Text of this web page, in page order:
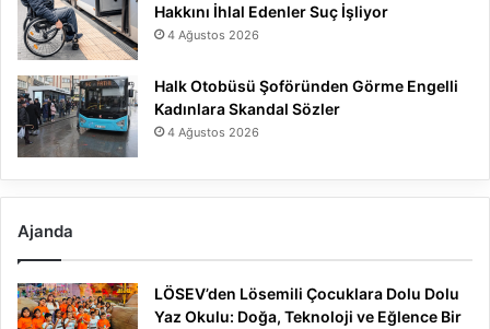
Hakkını İhlal Edenler Suç İşliyor
4 Ağustos 2026
Halk Otobüsü Şoföründen Görme Engelli
Kadınlara Skandal Sözler
4 Ağustos 2026
Ajanda
LÖSEV’den Lösemili Çocuklara Dolu Dolu
Yaz Okulu: Doğa, Teknoloji ve Eğlence Bir